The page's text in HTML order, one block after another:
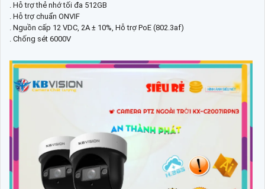
. Hỗ trợ thẻ nhớ tối đa 512GB
. Hỗ trợ chuẩn ONVIF
. Nguồn cấp 12 VDC, 2A ± 10%, Hỗ trợ PoE (802.3af)
. Chống sét 6000V